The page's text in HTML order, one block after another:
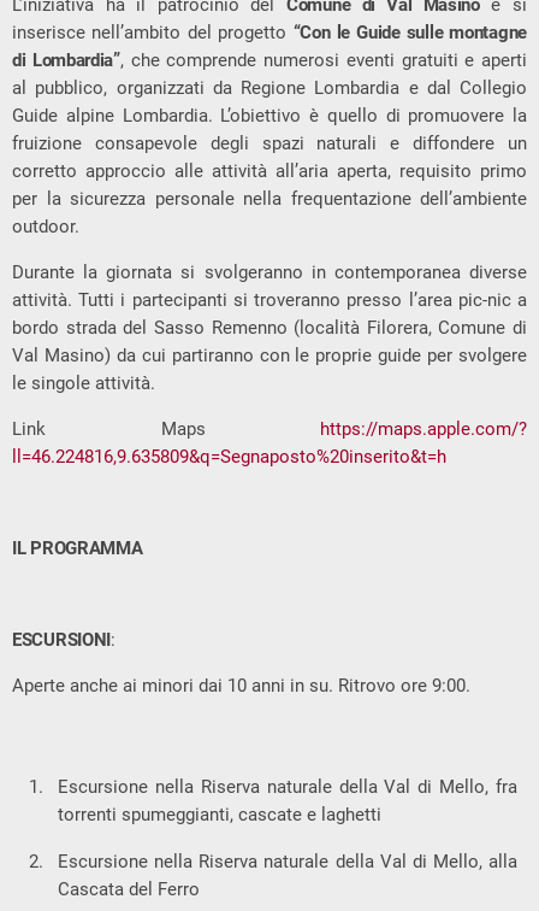
L’iniziativa ha il patrocinio del Comune di Val Masinoe si
inserisce nell’ambito del progetto “Con le Guide sulle montagne
di Lombardia”, che comprende numerosi eventi gratuiti e aperti
al pubblico, organizzati da Regione Lombardia e dal Collegio
Guide alpine Lombardia. L’obiettivo è quello di promuovere la
fruizione consapevole degli spazi naturali e diffondere un
corretto approccio alle attività all’aria aperta, requisito primo
per la sicurezza personale nella frequentazione dell’ambiente
outdoor.
Durante la giornata si svolgeranno in contemporanea diverse
attività. Tutti i partecipanti si troveranno presso l’area pic-nic a
bordo strada del Sasso Remenno (località Filorera, Comune di
Val Masino) da cui partiranno con le proprie guide per svolgere
le singole attività.
Link Maps https://maps.apple.com/?
ll=46.224816,9.635809&q=Segnaposto%20inserito&t=h
IL PROGRAMMA
ESCURSIONI:
Aperte anche ai minori dai 10 anni in su. Ritrovo ore 9:00.
Escursione nella Riserva naturale della Val di Mello, fra
torrenti spumeggianti, cascate e laghetti
Escursione nella Riserva naturale della Val di Mello, alla
Cascata del Ferro